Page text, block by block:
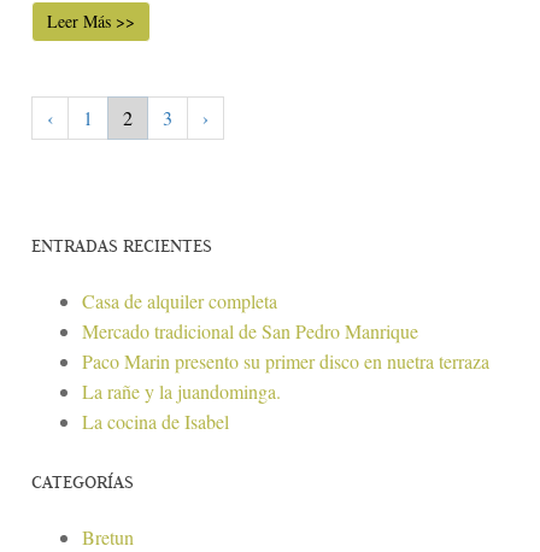
Leer Más >>
‹ 1 2 3 ›
ENTRADAS RECIENTES
Casa de alquiler completa
Mercado tradicional de San Pedro Manrique
Paco Marin presento su primer disco en nuetra terraza
La rañe y la juandominga.
La cocina de Isabel
CATEGORÍAS
Bretun